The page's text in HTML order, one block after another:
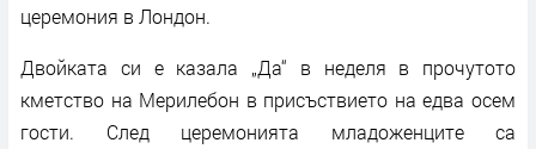
церемония в Лондон.
Двойката си е казала „Да“ в неделя в прочутото
кметство на Мерилебон в присъствието на едва осем
гости. След церемонията младоженците са